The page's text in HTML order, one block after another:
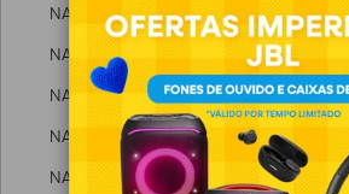
NAT (Static IP): 937,2 Mbps / 936,1 Mbps
NAT(DHCP): 945,8 Mbps / 940,6Mbps
NAT(PPPoE): 942,9 Mbps / 942,9Mbps
NAT (L2TP): 837,4 Mbps / 881,5 Mbps
NAT (PPTP): 803,0 Mbps / 910,5 Mbps